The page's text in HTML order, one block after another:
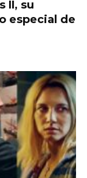
II, su
especial de